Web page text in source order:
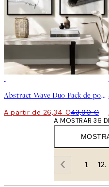
Abstract Wave Duo Pack de posters
A partir de 26,34 €43,90 €
A MOSTRAR 36
1